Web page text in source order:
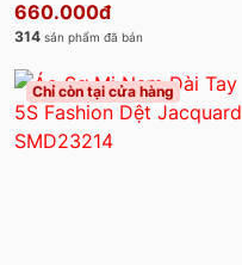
660.000đ
314 sản phẩm đã bán
Chỉ còn tại cửa hàng